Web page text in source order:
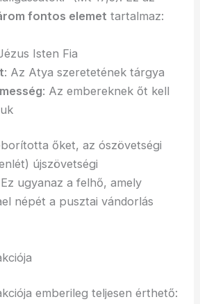
fontos elemet tartalmaz:
Isten Fia
: Az Atya szeretetének tárgya
: Az embereknek őt kell
őket, az ószövetségi
újszövetségi
ugyanaz a felhő, amely
népét a pusztai vándorlás
emberileg teljesen érthető: